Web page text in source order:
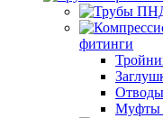
фитинги